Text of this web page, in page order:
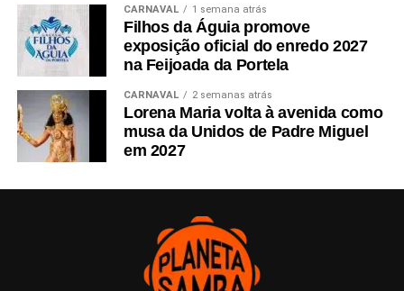
CARNAVAL 1 semana atrás
Filhos da Águia promove
exposição oficial do enredo 2027
na Feijoada da Portela
CARNAVAL 2 semanas atrás
Lorena Maria volta à avenida como
musa da Unidos de Padre Miguel
em 2027